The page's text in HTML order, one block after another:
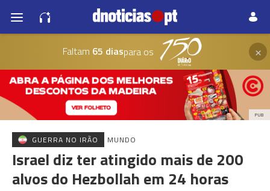
Faltam 65 diaspara os ×
PUB
GUERRA NO IRÃO MUNDO
Israel diz ter atingido mais de 200
alvos do Hezbollah em 24 horas